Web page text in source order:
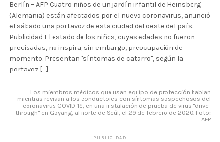
Berlín – AFP Cuatro niños de un jardín infantil de Heinsberg
(Alemania) están afectados por el nuevo coronavirus, anunció
el sábado una portavoz de esta ciudad del oeste del país.
Publicidad El estado de los niños, cuyas edades no fueron
precisadas, no inspira, sin embargo, preocupación de
momento. Presentan "síntomas de catarro", según la
portavoz […]
Los miembros médicos que usan equipo de protección hablan
mientras revisan a los conductores con síntomas sospechosos del
coronavirus COVID-19, en una instalación de prueba de virus "drive-
through" en Goyang, al norte de Seúl, el 29 de febrero de 2020. Foto:
AFP
PUBLICIDAD